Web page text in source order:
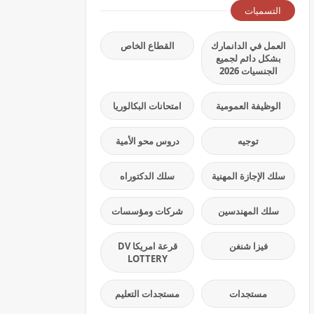
التسميات
العمل في الدانمارك
بشكل دائم لجميع
الجنسيات 2026
القطاع الخاص
الوظيفة العمومية امتحانات البكالوريا
توجيه دروس محو الأمية
سلك الإجازة المهنية سلك الدكتوراه
سلك المهندسين شركات ومؤسسات
فيزا شنغن
قرعة امريكا DV
LOTTERY
مستجدات مستجدات التعليم